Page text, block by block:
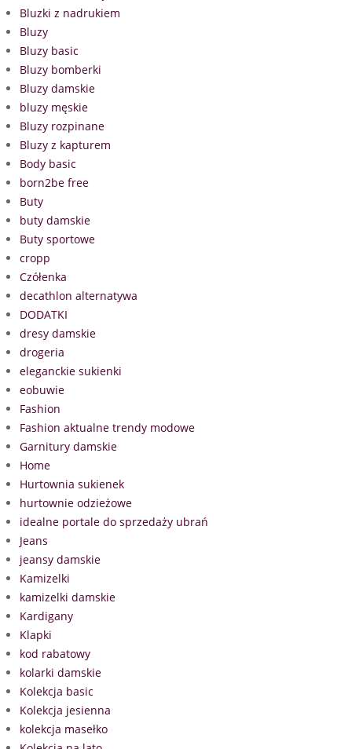
Bluzki z nadrukiem
Bluzy
Bluzy basic
Bluzy bomberki
Bluzy damskie
bluzy męskie
Bluzy rozpinane
Bluzy z kapturem
Body basic
born2be free
Buty
buty damskie
Buty sportowe
cropp
Czółenka
decathlon alternatywa
DODATKI
dresy damskie
drogeria
eleganckie sukienki
eobuwie
Fashion
Fashion aktualne trendy modowe
Garnitury damskie
Home
Hurtownia sukienek
hurtownie odzieżowe
idealne portale do sprzedaży ubrań
Jeans
jeansy damskie
Kamizelki
kamizelki damskie
Kardigany
Klapki
kod rabatowy
kolarki damskie
Kolekcja basic
Kolekcja jesienna
kolekcja masełko